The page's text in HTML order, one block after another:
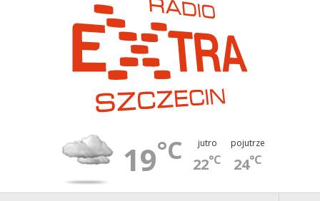
19°C jutro
22°C
pojutrze
24°C